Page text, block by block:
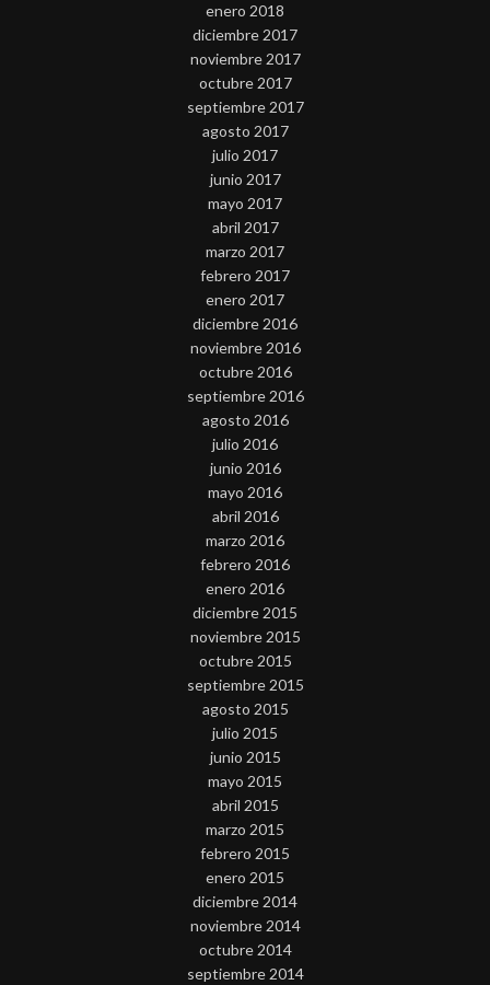
enero 2018
diciembre 2017
noviembre 2017
octubre 2017
septiembre 2017
agosto 2017
julio 2017
junio 2017
mayo 2017
abril 2017
marzo 2017
febrero 2017
enero 2017
diciembre 2016
noviembre 2016
octubre 2016
septiembre 2016
agosto 2016
julio 2016
junio 2016
mayo 2016
abril 2016
marzo 2016
febrero 2016
enero 2016
diciembre 2015
noviembre 2015
octubre 2015
septiembre 2015
agosto 2015
julio 2015
junio 2015
mayo 2015
abril 2015
marzo 2015
febrero 2015
enero 2015
diciembre 2014
noviembre 2014
octubre 2014
septiembre 2014